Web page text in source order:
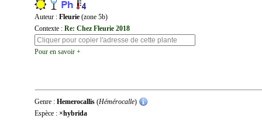
Auteur : Fleurie (zone 5b)
Contexte : Re: Chez Fleurie 2018
Pour en savoir +
Genre : Hemerocallis (Hémérocalle)
Espèce : ×hybrida